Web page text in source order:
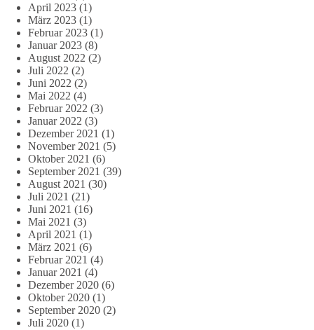
April 2023 (1)
März 2023 (1)
Februar 2023 (1)
Januar 2023 (8)
August 2022 (2)
Juli 2022 (2)
Juni 2022 (2)
Mai 2022 (4)
Februar 2022 (3)
Januar 2022 (3)
Dezember 2021 (1)
November 2021 (5)
Oktober 2021 (6)
September 2021 (39)
August 2021 (30)
Juli 2021 (21)
Juni 2021 (16)
Mai 2021 (3)
April 2021 (1)
März 2021 (6)
Februar 2021 (4)
Januar 2021 (4)
Dezember 2020 (6)
Oktober 2020 (1)
September 2020 (2)
Juli 2020 (1)